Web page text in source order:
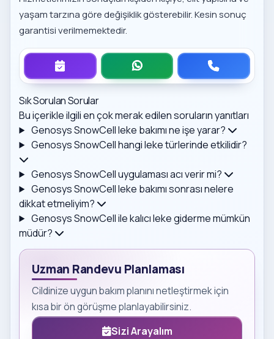
yaşam tarzına göre değişiklik gösterebilir. Kesin sonuç
garantisi verilmemektedir.
Sık Sorulan Sorular
Bu içerikle ilgili en çok merak edilen soruların yanıtları
Genosys SnowCell leke bakımı ne işe yarar?
Genosys SnowCell hangi leke türlerinde etkilidir?
Genosys SnowCell uygulaması acı verir mi?
Genosys SnowCell leke bakımı sonrası nelere
dikkat etmeliyim?
Genosys SnowCell ile kalıcı leke giderme mümkün
müdür?
Uzman Randevu Planlaması
Cildinize uygun bakım planını netleştirmek için
kısa bir ön görüşme planlayabilirsiniz.
Sizi Arayalım